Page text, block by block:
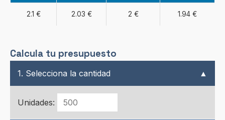
2.1 € 2.03 € 2 € 1.94 €
Calcula tu presupuesto
1. Selecciona la cantidad ▲
Unidades: